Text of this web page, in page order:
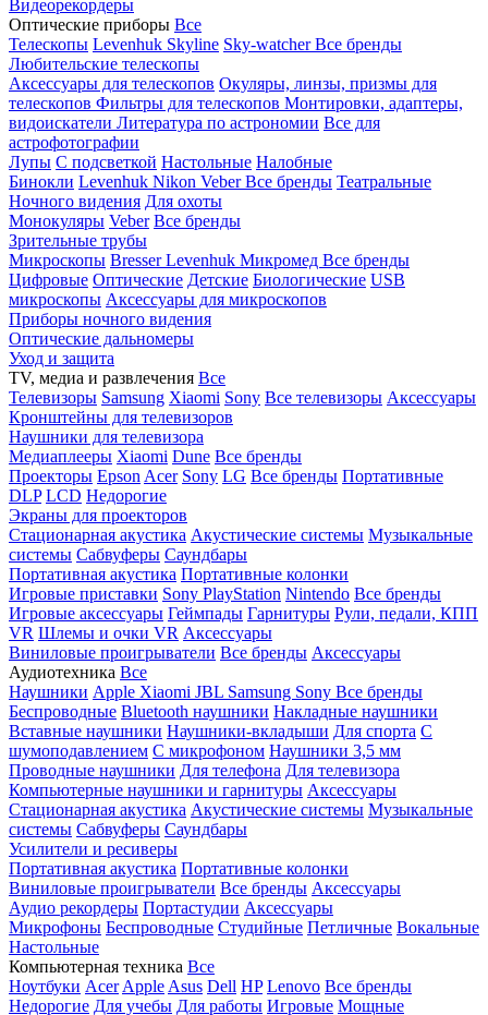
Видеорекордеры
Оптические приборы Все
Телескопы Levenhuk Skyline Sky-watcherВсе бренды
Любительские телескопы
Аксессуары для телескопов Окуляры, линзы, призмы для
телескопов Фильтры для телескопов Монтировки, адаптеры,
видоискатели Литература по астрономии Все для
астрофотографии
Лупы С подсветкой Настольные Налобные
Бинокли Levenhuk Nikon VeberВсе бренды Театральные
Ночного видения Для охоты
Монокуляры Veber Все бренды
Зрительные трубы
Микроскопы BresserLevenhuk Микромед Все бренды
Цифровые Оптические Детские Биологические USB
микроскопы Аксессуары для микроскопов
Приборы ночного видения
Оптические дальномеры
Уход и защита
TV, медиа и развлечения Все
Телевизоры Samsung Xiaomi Sony Все телевизоры Аксессуары
Кронштейны для телевизоров
Наушники для телевизора
Медиаплееры Xiaomi Dune Все бренды
Проекторы Epson Acer Sony LG Все бренды Портативные
DLP LCD Недорогие
Экраны для проекторов
Стационарная акустика Акустические системы Музыкальные
системы Сабвуферы Саундбары
Портативная акустика Портативные колонки
Игровые приставки Sony PlayStation Nintendo Все бренды
Игровые аксессуары Геймпады Гарнитуры Рули, педали, КПП
VR Шлемы и очки VR Аксессуары
Виниловые проигрыватели Все бренды Аксессуары
Аудиотехника Все
Наушники Apple Xiaomi JBL Samsung Sony Все бренды
Беспроводные Bluetooth наушники Накладные наушники
Вставные наушники Наушники-вкладыши Для спорта С
шумоподавлением С микрофоном Наушники 3,5 мм
Проводные наушники Для телефона Для телевизора
Компьютерные наушники и гарнитуры Аксессуары
Стационарная акустика Акустические системы Музыкальные
системы Сабвуферы Саундбары
Усилители и ресиверы
Портативная акустика Портативные колонки
Виниловые проигрыватели Все бренды Аксессуары
Аудио рекордеры Портастудии Аксессуары
Микрофоны Беспроводные Студийные Петличные Вокальные
Настольные
Компьютерная техника Все
Ноутбуки Acer Apple Asus Dell HP Lenovo Все бренды
Недорогие Для учебы Для работы Игровые Мощные